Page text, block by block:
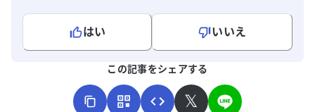
はい
いいえ
この記事をシェアする
𝕏